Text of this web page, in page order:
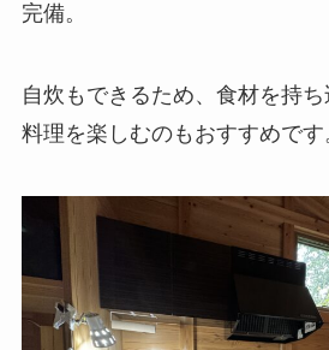
完備。
自炊もできるため、食材を持
料理を楽しむのもおすすめです